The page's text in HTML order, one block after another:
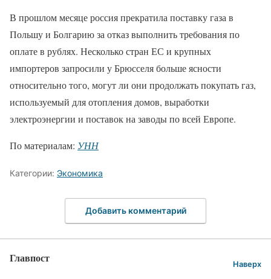
В прошлом месяце россия прекратила поставку газа в
Польшу и Болгарию за отказ выполнить требования по
оплате в рублях. Несколько стран ЕС и крупных
импортеров запросили у Брюсселя больше ясности
относительно того, могут ли они продолжать покупать газ,
используемый для отопления домов, выработки
электроэнергии и поставок на заводы по всей Европе.
По материалам: УНН
Категории: Экономика
Добавить комментарий
Главпост Наверх